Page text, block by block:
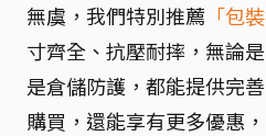
無虞，我們特別推薦 「包
寸齊全、抗壓耐摔，無論
是倉儲防護，都能提供完
購買，還能享有更多優惠